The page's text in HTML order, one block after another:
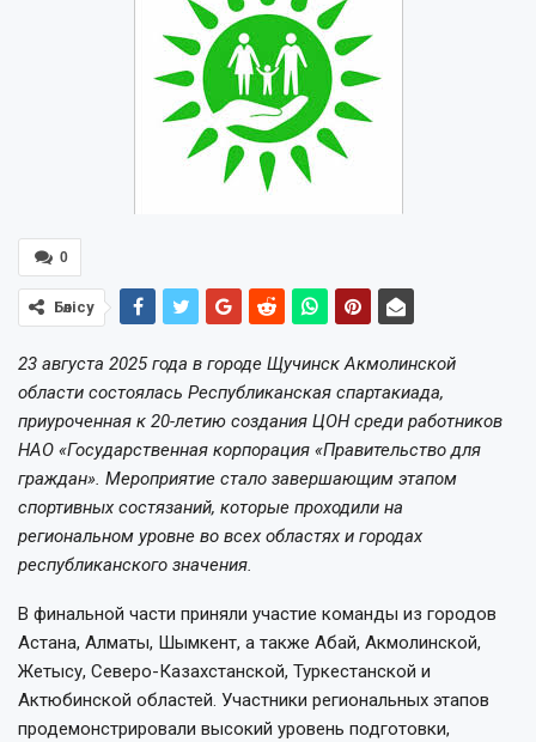
0
Бөлісу
23 августа 2025 года в городе Щучинск Акмолинской
области состоялась Республиканская спартакиада,
приуроченная к 20-летию создания ЦОН среди работников
НАО «Государственная корпорация «Правительство для
граждан». Мероприятие стало завершающим этапом
спортивных состязаний, которые проходили на
региональном уровне во всех областях и городах
республиканского значения.
В финальной части приняли участие команды из городов
Астана, Алматы, Шымкент, а также Абай, Акмолинской,
Жетысу, Северо-Казахстанской, Туркестанской и
Актюбинской областей. Участники региональных этапов
продемонстрировали высокий уровень подготовки,